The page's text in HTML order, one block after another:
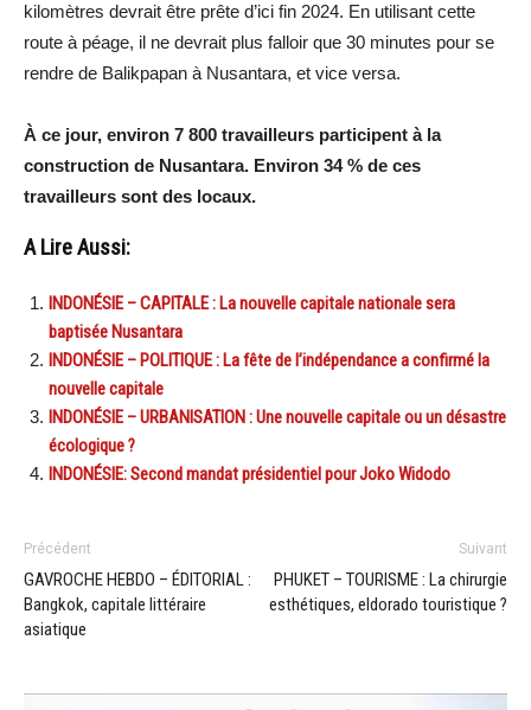
kilomètres devrait être prête d’ici fin 2024. En utilisant cette
route à péage, il ne devrait plus falloir que 30 minutes pour se
rendre de Balikpapan à Nusantara, et vice versa.
À ce jour, environ 7 800 travailleurs participent à la
construction de Nusantara. Environ 34 % de ces
travailleurs sont des locaux.
A Lire Aussi:
INDONÉSIE – CAPITALE : La nouvelle capitale nationale sera
baptisée Nusantara
INDONÉSIE – POLITIQUE : La fête de l’indépendance a confirmé la
nouvelle capitale
INDONÉSIE – URBANISATION : Une nouvelle capitale ou un désastre
écologique ?
INDONÉSIE: Second mandat présidentiel pour Joko Widodo
Précédent
GAVROCHE HEBDO – ÉDITORIAL :
Bangkok, capitale littéraire
asiatique
Suivant
PHUKET – TOURISME : La chirurgie
esthétiques, eldorado touristique ?